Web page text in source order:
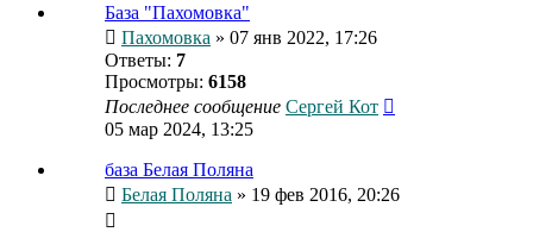
База "Пахомовка"
Пахомовка » 07 янв 2022, 17:26
Ответы: 7
Просмотры: 6158
Последнее сообщение Сергей Кот
05 мар 2024, 13:25
база Белая Поляна
Белая Поляна » 19 фев 2016, 20:26